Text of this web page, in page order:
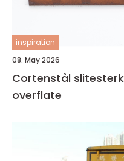
inspiration
08. May 2026
Cortenstål slitesterkt stål med levende
overflate